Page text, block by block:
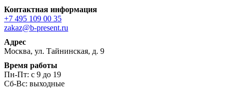
Контактная информация
+7 495 109 00 35
zakaz@b-present.ru
Адрес
Москва, ул. Тайнинская, д. 9
Время работы
Пн-Пт: с 9 до 19
Сб-Вс: выходные